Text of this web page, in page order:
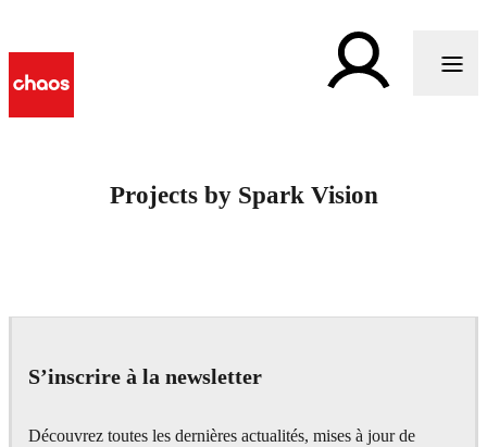
Projects by Spark Vision
S’inscrire à la newsletter
Découvrez toutes les dernières actualités, mises à jour de